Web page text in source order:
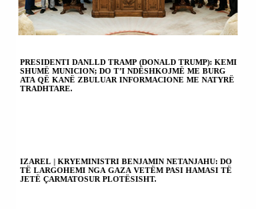
PRESIDENTI DANLLD TRAMP (DONALD TRUMP): KEMI
SHUMË MUNICION; DO T’I NDËSHKOJMË ME BURG
ATA QË KANË ZBULUAR INFORMACIONE ME NATYRË
TRADHTARE.
IZAREL | KRYEMINISTRI BENJAMIN NETANJAHU: DO
TË LARGOHEMI NGA GAZA VETËM PASI HAMASI TË
JETË ÇARMATOSUR PLOTËSISHT.